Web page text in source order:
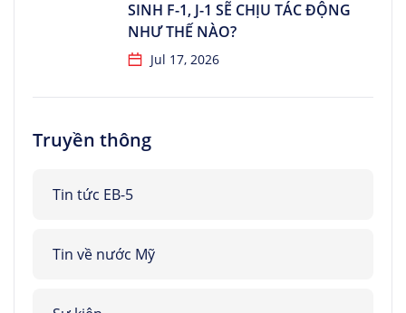
SINH F-1, J-1 SẼ CHỊU TÁC ĐỘNG
NHƯ THẾ NÀO?
Jul 17, 2026
Truyền thông
Tin tức EB-5
Tin về nước Mỹ